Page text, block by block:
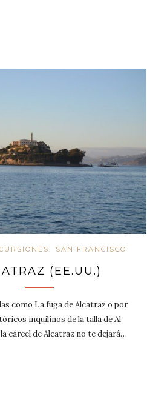
SAN FRANCISCO
(EE.UU.)
como La fuga de Alcatraz o por
inquilinos de la talla de Al
cárcel de Alcatraz no te dejará…